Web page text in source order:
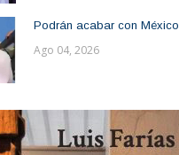
Podrán acabar con México
Ago 04, 2026